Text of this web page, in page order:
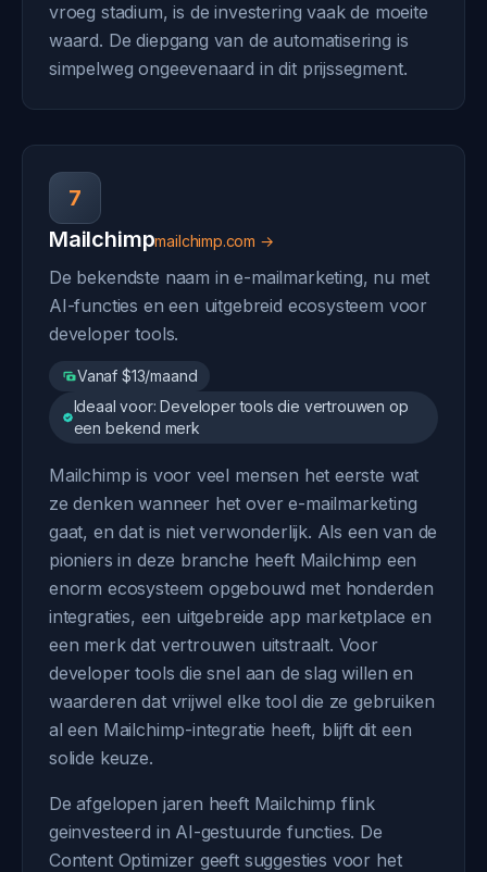
vroeg stadium, is de investering vaak de moeite
waard. De diepgang van de automatisering is
simpelweg ongeevenaard in dit prijssegment.
7
Mailchimpmailchimp.com →
De bekendste naam in e-mailmarketing, nu met
AI-functies en een uitgebreid ecosysteem voor
developer tools.
Vanaf $13/maand
Ideaal voor: Developer tools die vertrouwen op
een bekend merk
Mailchimp is voor veel mensen het eerste wat
ze denken wanneer het over e-mailmarketing
gaat, en dat is niet verwonderlijk. Als een van de
pioniers in deze branche heeft Mailchimp een
enorm ecosysteem opgebouwd met honderden
integraties, een uitgebreide app marketplace en
een merk dat vertrouwen uitstraalt. Voor
developer tools die snel aan de slag willen en
waarderen dat vrijwel elke tool die ze gebruiken
al een Mailchimp-integratie heeft, blijft dit een
solide keuze.
De afgelopen jaren heeft Mailchimp flink
geinvesteerd in AI-gestuurde functies. De
Content Optimizer geeft suggesties voor het